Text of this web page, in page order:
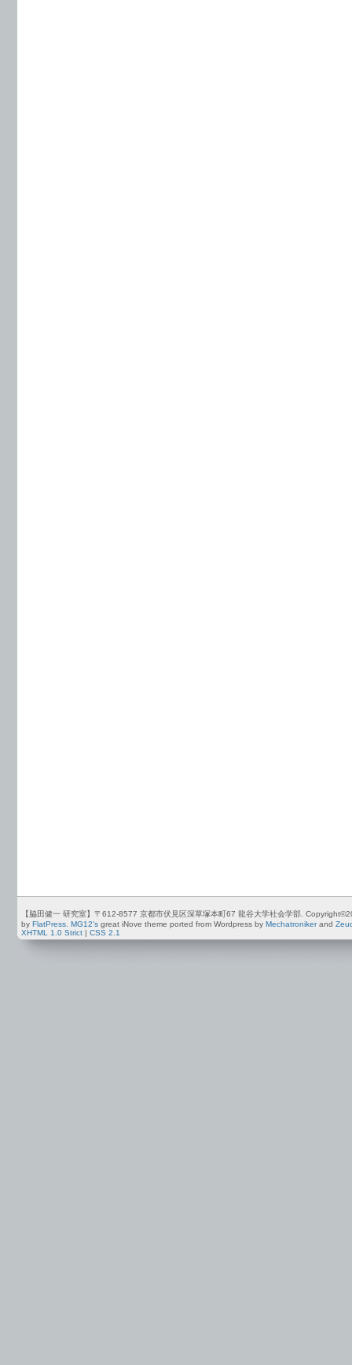
【脇田健一 研究室】〒612-8577 京都市伏見区深草塚本町67 龍谷大学社会学部.
by FlatPress. MG12's great iNove theme ported from Wordpress by Mechatronikerand
XHTML 1.0 Strict
CSS 2.1